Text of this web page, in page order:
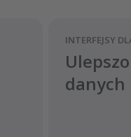
INTERFEJSY
danych